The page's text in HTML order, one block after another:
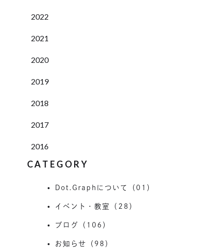
2022
2021
2020
2019
2018
2017
2016
CATEGORY
Dot.Graphについて（01）
イベント・教室（28）
ブログ（106）
お知らせ（98）